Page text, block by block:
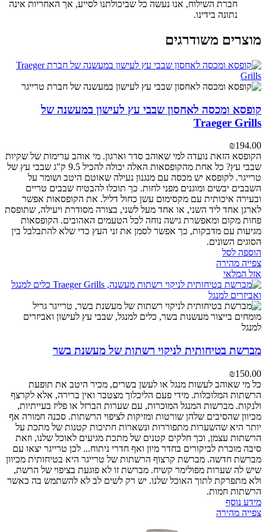
חברת השילוח, אנו נעשה כל שביכולתנו לסייע, אך האחריות אינה
נתונה בידינו.
מוצרים משודרגים
קופסא ומכסה לאחסון שבבי עץ לעישון במעשנה של
Traeger Grills
₪194.00
הקופסא הזאת נועדה למי שאוהב סדר וארגון. מי אוהב ערימות של שקיות
שבבי עץ? כל אחת מהקופסאות האלה יכולה להכיל 9.5 ק"ג שבבי עץ של
טרייגר. לקופסא יש מכסה עם מנגנון נעילה שאוטם היטב ושומר על
השבבים יבשים ומוגנים מפני לחות. כך תוכלו להבטיח שבבים טריים
ובעירה איכותית עם מקסימום עשן כחול דליל. את הקופסאות אפשר
לארגן אחד ליד השני, או אחד מעל לשני, בצורה מסודרת ויעילה, שתופסת
פחות מקום ומאפשרת גישה נוחה לכל הטעמים האהובים. הקופסאות
מגיעות עם מדבקות, כך אפשר לסמן את זני העץ כדי שלא להתבלבל בין
הסוגים השונים.
הוספה לסל
צפייה מהירה
אזל המלאי
מברשת בטיחותית לניקוי רשתות של מעשנת בשר
₪150.00
כל מי שאוהב לעשות מנגל או לעשן בשרים, מכיר היטב את תופעת
הרשתות המלוכלות. מידי פעם הליכלוך מצטבר ואין ברירה, אלא לקרצף
ולנקות. מברשות המנגל המוכרות, עם שערות הברזל או פליז בעייתיות,
מכיוון שהסיבים שלהן שורטות ומזיקות לציפוי הרשתות. סכנה חמורה אף
יותר היא שהשערות מתפוררות ונשארות חתיכות קטנות של מתכת על
הרשתות עצמן, וכך חלקים קטנים של מתכת מגיעים לאוכל שלנו, וזאת
סיבה מוכרת לביקורים בחדר מיון ואף חדרי ניתוח... לכן טרייגר יצאו עם
מברשת חדשה. מברשת קרצוף הרשתות של טרייגר היא בטיחותית מכיוון
שיש לה שערות מפולימר קשיח. מברשת זו לא פוגעת בציפוי של הרשת,
ולא מתפרקת לתוך האוכל שלנו. יש רק לשים לב לא להשתמש בה כאשר
הרשתות חמות.
מידע נוסף
צפייה מהירה